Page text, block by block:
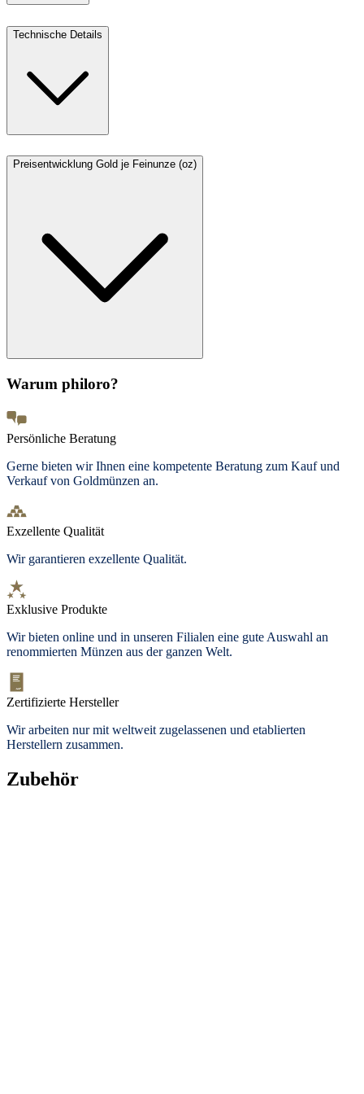
Technische Details
Preisentwicklung Gold je Feinunze (oz)
Warum philoro?
Persönliche Beratung
Gerne bieten wir Ihnen eine kompetente Beratung zum Kauf und
Verkauf von Goldmünzen an.
Exzellente Qualität
Wir garantieren exzellente Qualität.
Exklusive Produkte
Wir bieten online und in unseren Filialen eine gute Auswahl an
renommierten Münzen aus der ganzen Welt.
Zertifizierte Hersteller
Wir arbeiten nur mit weltweit zugelassenen und etablierten
Herstellern zusammen.
Zubehör